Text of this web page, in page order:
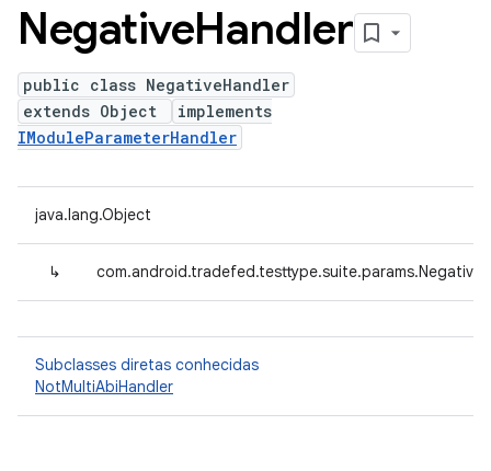
NegativeHandler
public class NegativeHandler
extends Object
implements
IModuleParameterHandler
java.lang.Object
↳
Subclasses diretas conhecidas
NotMultiAbiHandler